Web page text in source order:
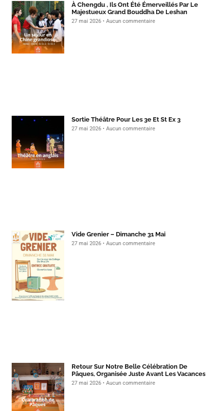
À Chengdu , Ils Ont Été Émerveillés Par Le
Majestueux Grand Bouddha De Leshan
27 mai 2026 Aucun commentaire
Sortie Théâtre Pour Les 3e Et St Ex 3
27 mai 2026 Aucun commentaire
Vide Grenier – Dimanche 31 Mai
27 mai 2026 Aucun commentaire
Retour Sur Notre Belle Célébration De
Pâques, Organisée Juste Avant Les Vacances
27 mai 2026 Aucun commentaire